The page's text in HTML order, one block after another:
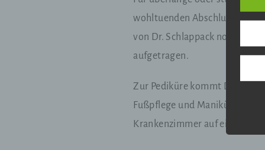
wohltuenden Abschluss einer
von Dr. Schlappack noch
aufgetragen.
Zur Pediküre kommt Dr.
Fußpflege und Maniküre
Krankenzimmer auf einer der